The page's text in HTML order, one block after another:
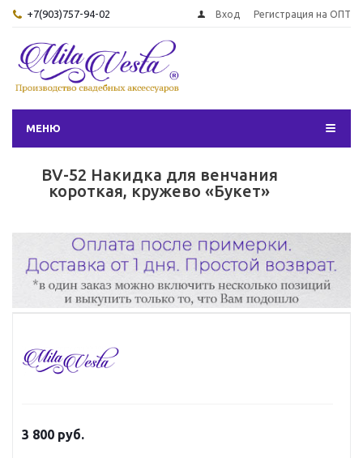
+7(903)757-94-02 Вход Регистрация на ОПТ
МЕНЮ
BV-52 Накидка для венчания
короткая, кружево «Букет»
3 800 руб.